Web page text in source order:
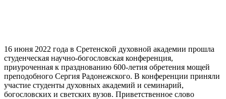
16 июня 2022 года в Сретенской духовной академии прошла
студенческая научно-богословская конференция,
приуроченная к празднованию 600-летия обретения мощей
преподобного Сергия Радонежского. В конференции приняли
участие студенты духовных академий и семинарий,
богословских и светских вузов. Приветственное слово